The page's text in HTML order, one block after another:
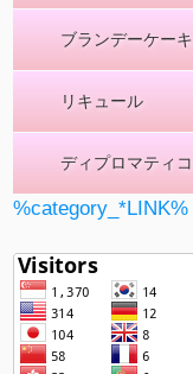
ブランデーケーキ
リキュール
ディプロマティコ
%category_*LINK%